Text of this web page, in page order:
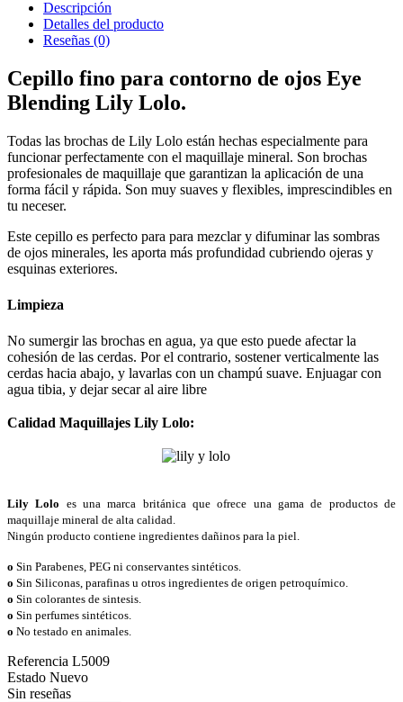
Descripción
Detalles del producto
Reseñas (0)
Cepillo fino para contorno de ojos Eye
Blending Lily Lolo.
Todas las brochas de Lily Lolo están hechas especialmente para
funcionar perfectamente con el maquillaje mineral. Son brochas
profesionales de maquillaje que garantizan la aplicación de una
forma fácil y rápida. Son muy suaves y flexibles, imprescindibles en
tu neceser.
Este cepillo es perfecto para para mezclar y difuminar las sombras
de ojos minerales, les aporta más profundidad cubriendo ojeras y
esquinas exteriores.
Limpieza
No sumergir las brochas en agua, ya que esto puede afectar la
cohesión de las cerdas. Por el contrario, sostener verticalmente las
cerdas hacia abajo, y lavarlas con un champú suave. Enjuagar con
agua tibia, y dejar secar al aire libre
Calidad Maquillajes Lily Lolo:
Lily Lolo es una marca británica que ofrece una gama de productos de
maquillaje mineral de alta calidad.
Ningún producto contiene ingredientes dañinos para la piel.
o Sin Parabenes, PEG ni conservantes sintéticos.
o Sin Siliconas, parafinas u otros ingredientes de origen petroquímico.
o Sin colorantes de sintesis.
o Sin perfumes sintéticos.
o No testado en animales.
Referencia L5009
Estado Nuevo
Sin reseñas